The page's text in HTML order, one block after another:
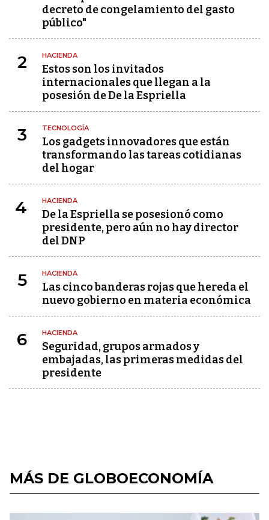
decreto de congelamiento del gasto
público"
2 HACIENDA
Estos son los invitados
internacionales que llegan a la
posesión de De la Espriella
3 TECNOLOGÍA
Los gadgets innovadores que están
transformando las tareas cotidianas
del hogar
4 HACIENDA
De la Espriella se posesionó como
presidente, pero aún no hay director
del DNP
5 HACIENDA
Las cinco banderas rojas que hereda el
nuevo gobierno en materia económica
6 HACIENDA
Seguridad, grupos armados y
embajadas, las primeras medidas del
presidente
MÁS DE GLOBOECONOMÍA